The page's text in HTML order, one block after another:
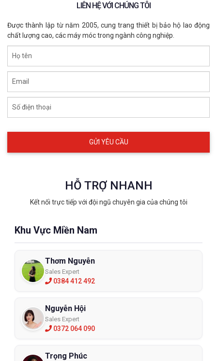
LIÊN HỆ VỚI CHÚNG TÔI
Được thành lập từ năm 2005, cung trang thiết bị bảo hộ lao động
chất lượng cao, các máy móc trong ngành công nghiệp.
Họ tên
Email
Số điện thoại
HỖ TRỢ NHANH
Kết nối trực tiếp với đội ngũ chuyên gia của chúng tôi
Khu Vực Miền Nam
Thơm Nguyễn
Sales Expert
0384 412 492
Nguyễn Hội
Sales Expert
0372 064 090
Trọng Phúc